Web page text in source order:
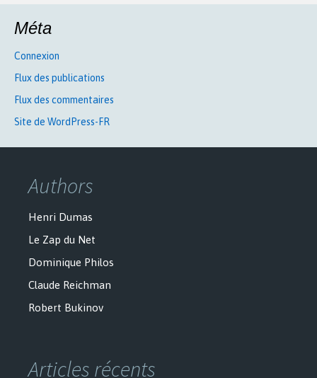
Méta
Connexion
Flux des publications
Flux des commentaires
Site de WordPress-FR
Authors
Henri Dumas
Le Zap du Net
Dominique Philos
Claude Reichman
Robert Bukinov
Articles récents